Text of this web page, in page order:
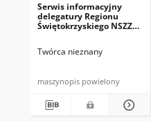
Serwis informacyjny
delegatury Regionu
Świętokrzyskiego NSZZ
Twórca nieznany
maszynopis powielony